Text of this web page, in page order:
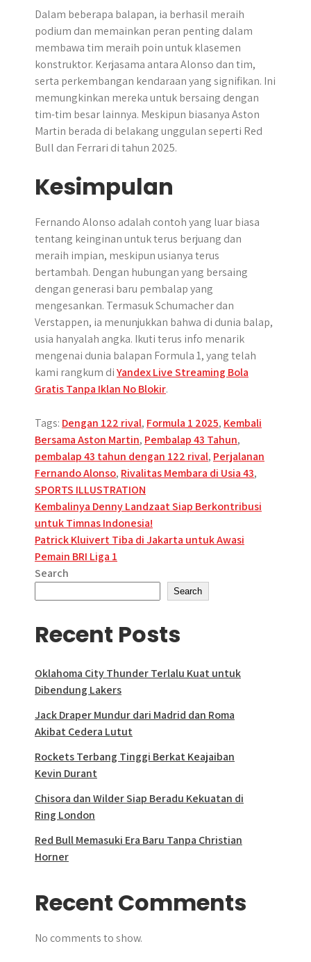
Dalam beberapa balapan, ia berhasil meraih
podium dan memainkan peran penting dalam
membawa tim meraih poin untuk klasemen
konstruktor. Kerjasama antara Alonso dan tim,
serta perkembangan kendaraan yang signifikan. Ini
memungkinkan mereka untuk bersaing dengan
tim-tim besar lainnya. Meskipun biasanya Aston
Martin berada di belakang unggulan seperti Red
Bull dan Ferrari di tahun 2025.
Kesimpulan
Fernando Alonso adalah contoh yang luar biasa
tentang keinginan untuk terus berjuang dan
meraih impian, meskipun usianya terus
bertambah. Dengan hubungan yang bersaing
dengan generasi baru pembalap yang
mengesankan. Termasuk Schumacher dan
Verstappen, ia menunjukkan bahwa di dunia balap,
usia hanyalah angka. Ikuti terus info menarik
mengenai dunia balapan Formula 1, yang telah
kami rangkum diYandex Live Streaming Bola
Gratis Tanpa Iklan No Blokir.
Tags: Dengan 122 rival, Formula 1 2025, Kembali
Bersama Aston Martin, Pembalap 43 Tahun,
pembalap 43 tahun dengan 122 rival, Perjalanan
Fernando Alonso, Rivalitas Membara di Usia 43,
SPORTS ILLUSTRATION
Post
navigation
Kembalinya Denny Landzaat Siap Berkontribusi
untuk Timnas Indonesia!
Patrick Kluivert Tiba di Jakarta untuk Awasi
Pemain BRI Liga 1
Search
Search
Recent Posts
Oklahoma City Thunder Terlalu Kuat untuk
Dibendung Lakers
Jack Draper Mundur dari Madrid dan Roma
Akibat Cedera Lutut
Rockets Terbang Tinggi Berkat Keajaiban
Kevin Durant
Chisora dan Wilder Siap Beradu Kekuatan di
Ring London
Red Bull Memasuki Era Baru Tanpa Christian
Horner
Recent Comments
No comments to show.